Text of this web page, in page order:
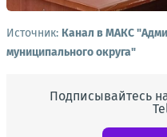
Источник: Канал в МАКС
муниципального округа"
Подписывайтесь